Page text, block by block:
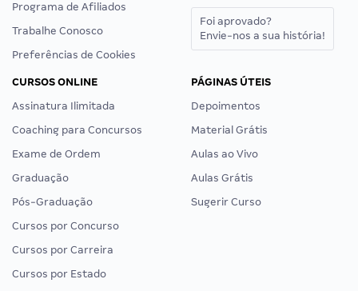
Programa de Afiliados
Trabalhe Conosco
Preferências de Cookies
Foi aprovado?
Envie-nos a sua história!
CURSOS ONLINE
Assinatura Ilimitada
Coaching para Concursos
Exame de Ordem
Graduação
Pós-Graduação
Cursos por Concurso
Cursos por Carreira
Cursos por Estado
PÁGINAS ÚTEIS
Depoimentos
Material Grátis
Aulas ao Vivo
Aulas Grátis
Sugerir Curso